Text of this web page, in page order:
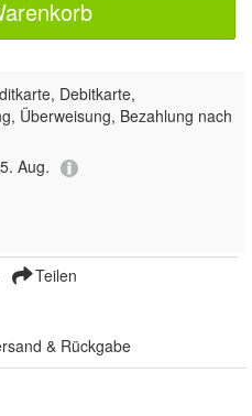
Debitkarte,
Überweisung, Bezahlung nach
Aug.
Teilen
& Rückgabe